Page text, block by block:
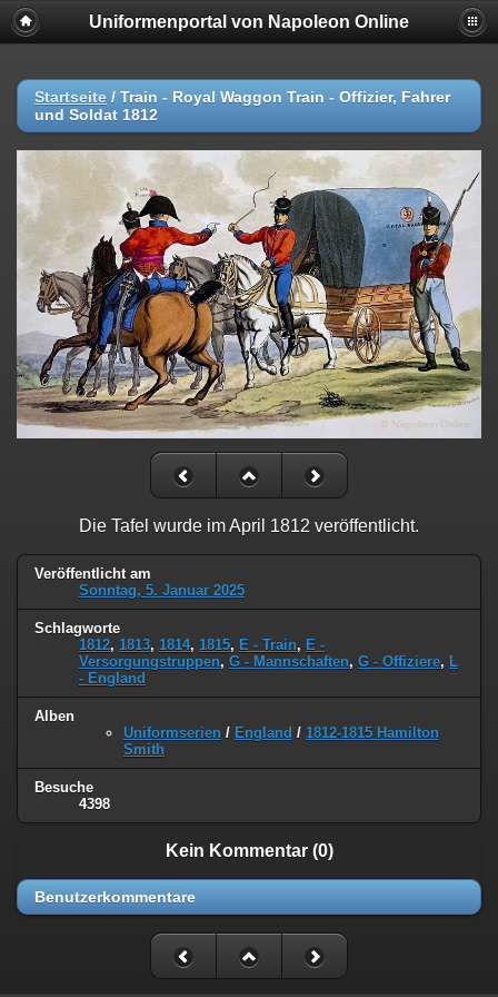
Uniformenportal von Napoleon Online
Startseite / Train - Royal Waggon Train - Offizier, Fahrer
und Soldat 1812
Die Tafel wurde im April 1812 veröffentlicht.
Veröffentlicht am
Sonntag, 5. Januar 2025
Schlagworte
1812, 1813, 1814, 1815, E - Train, E -
Versorgungstruppen, G - Mannschaften, G - Offiziere, L
- England
Alben
Uniformserien / England / 1812-1815 Hamilton
Smith
Besuche
4398
Kein Kommentar (0)
Benutzerkommentare